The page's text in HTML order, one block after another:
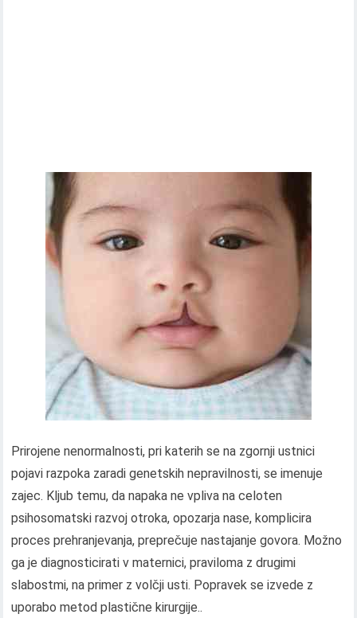
Prirojene nenormalnosti, pri katerih se na zgornji ustnici
pojavi razpoka zaradi genetskih nepravilnosti, se imenuje
zajec. Kljub temu, da napaka ne vpliva na celoten
psihosomatski razvoj otroka, opozarja nase, komplicira
proces prehranjevanja, preprečuje nastajanje govora. Možno
ga je diagnosticirati v maternici, praviloma z drugimi
slabostmi, na primer z volčji usti. Popravek se izvede z
uporabo metod plastične kirurgije..